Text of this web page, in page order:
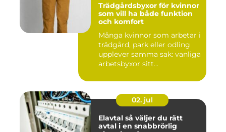
Trädgårdsbyxor för kvinnor
som vill ha både funktion
och komfort
Många kvinnor som arbetar i
trädgård, park eller odling
upplever samma sak: vanliga
arbetsbyxor sitt...
02. jul
Elavtal så väljer du rätt
avtal i en snabbrörlig